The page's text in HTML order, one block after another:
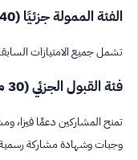
الفئة الممولة جزئيًا (40 مقعدًا)
تشمل جميع الامتيازات
فئة القبول الجزئي (30 مقعدًا)
تمنح المشاركين دعمًا فيزا،
وجبات وشهادة مشاركة